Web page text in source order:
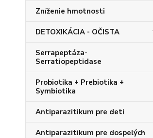
Zníženie hmotnosti
DETOXIKÁCIA - OČISTA
Serrapeptáza-
Serratiopeptidase
Probiotika + Prebiotika +
Symbiotika
Antiparazitikum pre deti
Antiparazitikum pre dospelých